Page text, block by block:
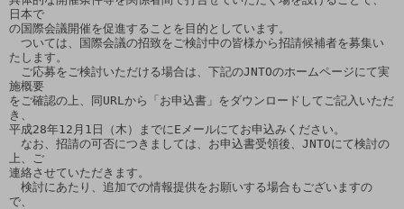
日本で
の国際会議開催を促進することを目的としています。
ついては、国際会議の招致をご検討中の皆様から招請候補者を募集い
たします。
ご応募をご検討いただける場合は、下記のJNTOのホームページにて実
施概要
をご確認の上、同URLから「お申込書」をダウンロードしてご記入いただ
き、
平成28年12月1日（木）までにEメールにてお申込みください。
なお、招請の可否につきましては、お申込書受領後、JNTOにて検討の
上、ご
連絡させていただきます。
検討にあたり、追加での情報提供をお願いする場合もございますの
で、